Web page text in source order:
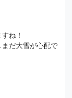
ね！
だ大雪が心配で